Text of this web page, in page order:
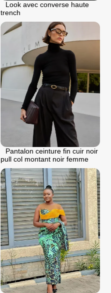
Look avec converse haute
trench
Pantalon ceinture fin cuir noir
pull col montant noir femme